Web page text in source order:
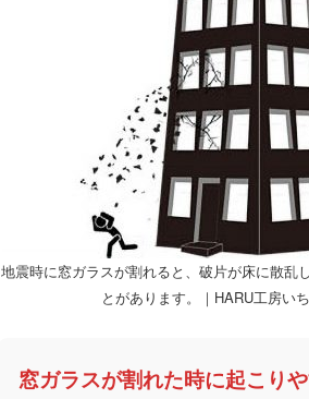
地震時に窓ガラスが割れると、破片が床に散乱
とがあります。｜HARU工房い
窓ガラスが割れた時に起こり